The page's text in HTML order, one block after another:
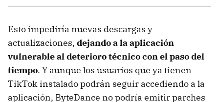
Esto impediría nuevas descargas y
actualizaciones, dejando a la aplicación
vulnerable al deterioro técnico con el paso del
tiempo. Y aunque los usuarios que ya tienen
TikTok instalado podrán seguir accediendo a la
aplicación, ByteDance no podría emitir parches